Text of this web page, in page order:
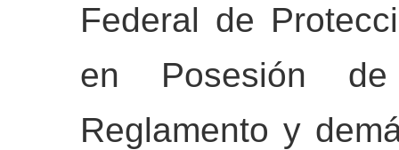
Federal de
en Posesión
Reglamento y